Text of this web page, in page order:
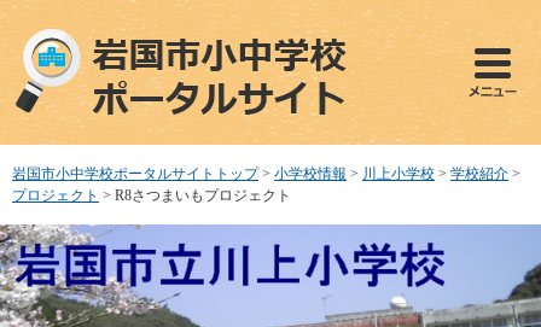
ペ
で
す
メ
ば
し
本
文
へ
岩国市小中学校ポータルサイトトップ > 小学校情報 > 川上小学校 > 学校紹介 >
プロジェクト > R8さつまいもプロジェクト